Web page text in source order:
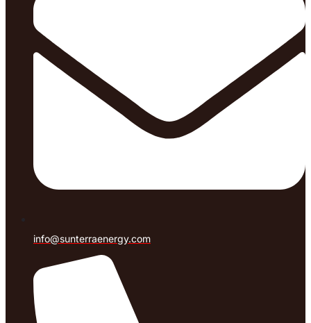
info@sunterraenergy.com